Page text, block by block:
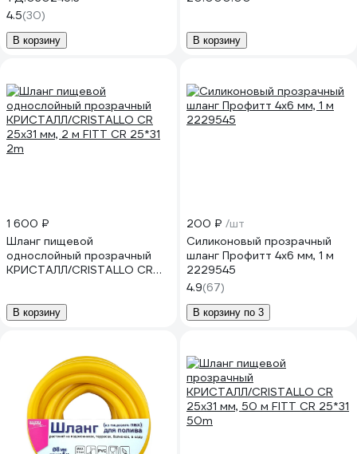
4.5(30)
В корзину В корзину
1 600 ₽
Шланг пищевой
однослойный прозрачный
КРИСТАЛЛ/CRISTALLO CR
В корзину
200 ₽ /шт
Силиконовый прозрачный
шланг Профитт 4x6 мм, 1 м
2229545
4.9(67)
В корзину по 3